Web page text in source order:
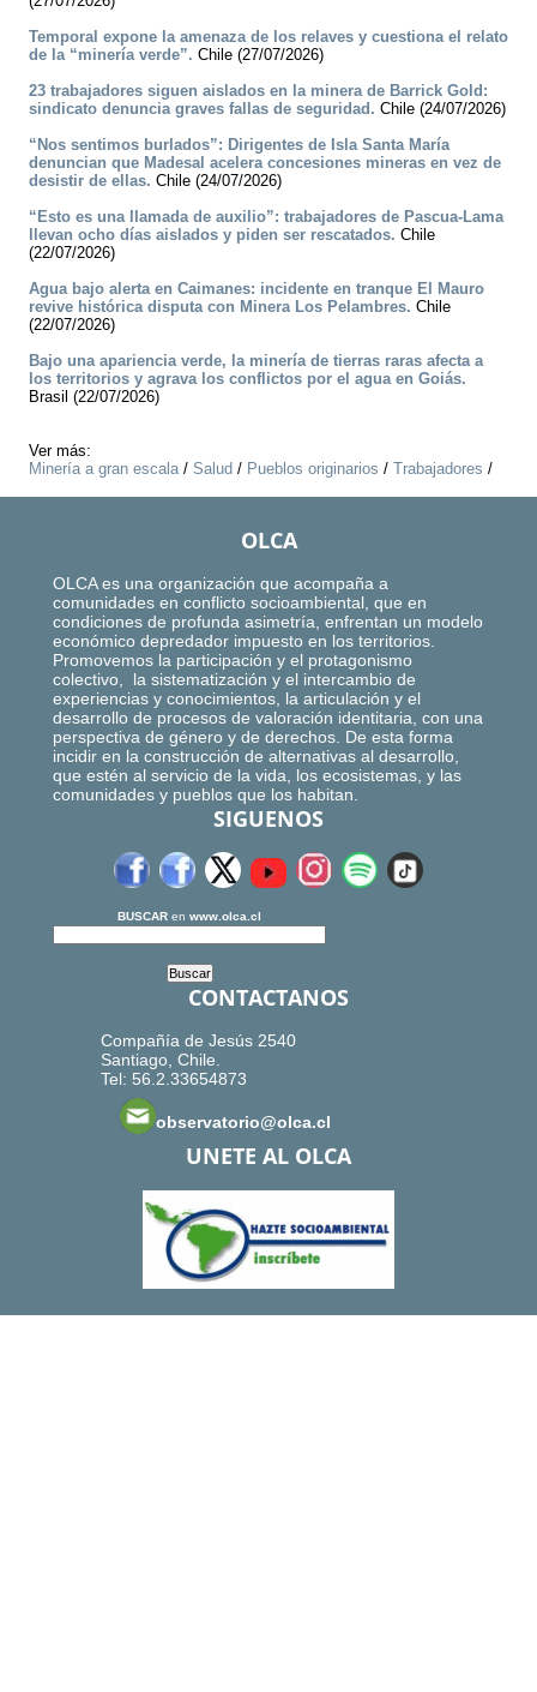
Temporal expone la amenaza de los relaves y cuestiona el relato
de la “minería verde”. Chile (27/07/2026)
23 trabajadores siguen aislados en la minera de Barrick Gold:
sindicato denuncia graves fallas de seguridad. Chile (24/07/2026)
“Nos sentimos burlados”: Dirigentes de Isla Santa María
denuncian que Madesal acelera concesiones mineras en vez de
desistir de ellas. Chile (24/07/2026)
“Esto es una llamada de auxilio”: trabajadores de Pascua-Lama
llevan ocho días aislados y piden ser rescatados. Chile
(22/07/2026)
Agua bajo alerta en Caimanes: incidente en tranque El Mauro
revive histórica disputa con Minera Los Pelambres. Chile
(22/07/2026)
Bajo una apariencia verde, la minería de tierras raras afecta a
los territorios y agrava los conflictos por el agua en Goiás.
Brasil (22/07/2026)
Ver más:
Minería a gran escala/ Salud / Pueblos originarios / Trabajadores /
OLCA
OLCA es una organización que acompaña a
comunidades en conflicto socioambiental, que en
condiciones de profunda asimetría, enfrentan un modelo
económico depredador impuesto en los territorios.
Promovemos la participación y el protagonismo
colectivo, la sistematización y el intercambio de
experiencias y conocimientos, la articulación y el
desarrollo de procesos de valoración identitaria, con una
perspectiva de género y de derechos. De esta forma
incidir en la construcción de alternativas al desarrollo,
que estén al servicio de la vida, los ecosistemas, y las
comunidades y pueblos que los habitan.
SIGUENOS
BUSCAR en www.olca.cl
CONTACTANOS
Compañía de Jesús 2540
Santiago, Chile.
Tel: 56.2.33654873
observatorio@olca.cl
UNETE AL OLCA